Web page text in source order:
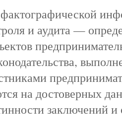
и аудита —
на достоверных
заключений